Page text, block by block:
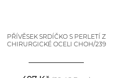
PŘÍVĚSEK SRDÍČKO S PERLETÍ Z
CHIRURGICKÉ OCELI CHOH/239